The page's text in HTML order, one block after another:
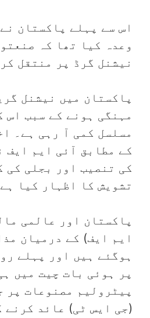
اس سے پہلے پاکستان
وعدہ کیا تھا کہ
نیشنل گرڈ پر منتقل
پاکستان میں نیشنل
مہنگی ہونے کے سبب اس
مسلسل کمی آ رہی ہے۔
کے مطابق آئی ایم ایف
کی تنصیب اور بجلی کی
تشویش کا اظہار کیا
پاکستان اور عالمی
ایم ایف) کے درمیان
ہوگئے ہیں اور پہلے
پر ہوئی بات چیت میں
پیٹرولیم مصنوعات پر
(جی ایس ٹی) عائد کرنے